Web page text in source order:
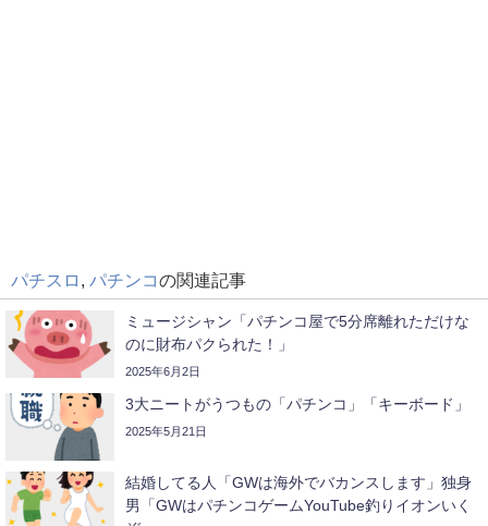
パチスロ パチンコの関連記事
ミュージシャン「パチンコ屋で5分席離れただけな
のに財布パクられた！」
2025年6月2日
3大ニートがうつもの「パチンコ」「キーボード」
2025年5月21日
結婚してる人「GWは海外でバカンスします」独身
男「GWはパチンコゲームYouTube釣りイオンいく